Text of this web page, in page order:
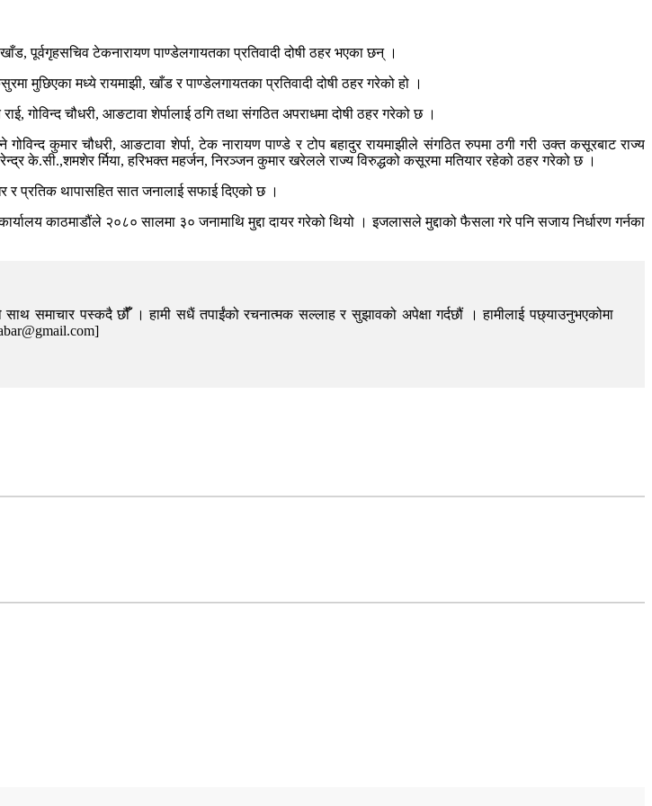
पूर्वगृहसचिव टेकनारायण पाण्डेलगायतका प्रतिवादी दोषी ठहर भएका छन् ।
मुछिएका मध्ये रायमाझी, खाँड र पाण्डेलगायतका प्रतिवादी दोषी ठहर गरेको हो ।
गोविन्द चौधरी, आङटावा शेर्पालाई ठगि तथा संगठित अपराधमा दोषी ठहर गरेको छ ।
कुमार चौधरी, आङटावा शेर्पा, टेक नारायण पाण्डे र टोप बहादुर रायमाझीले संगठित रुपमा ठगी गरी उक्त कसूरबाट राज्य
के.सी.,शमशेर र्मिया, हरिभक्त महर्जन, निरञ्जन कुमार खरेलले राज्य विरुद्धको कसूरमा मतियार रहेको ठहर गरेको छ ।
प्रतिक थापासहित सात जनालाई सफाई दिएको छ ।
काठमाडौंले २०८० सालमा ३० जनामाथि मुद्दा दायर गरेको थियो । इजलासले मुद्दाको फैसला गरे पनि सजाय निर्धारण गर्नका
समाचार पस्कदै छौँँ । हामी सधैं तपाईंको रचनात्मक सल्लाह र सुझावको अपेक्षा गर्दछौं । हामीलाई पछ्याउनुभएकोमा